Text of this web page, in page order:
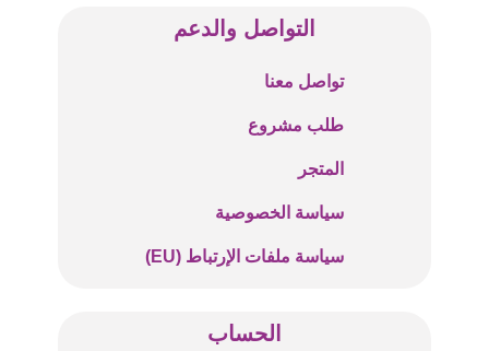
التواصل والدعم
تواصل معنا
طلب مشروع
المتجر
سياسة الخصوصية
سياسة ملفات الإرتباط (EU)
الحساب